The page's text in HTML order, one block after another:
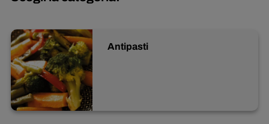
Antipasti